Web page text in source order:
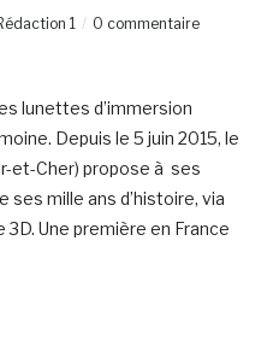
1 0 commentaire
lunettes d’immersion
Depuis le 5 juin 2015, le
et-Cher) propose à ses
ses mille ans d’histoire, via
Une première en France